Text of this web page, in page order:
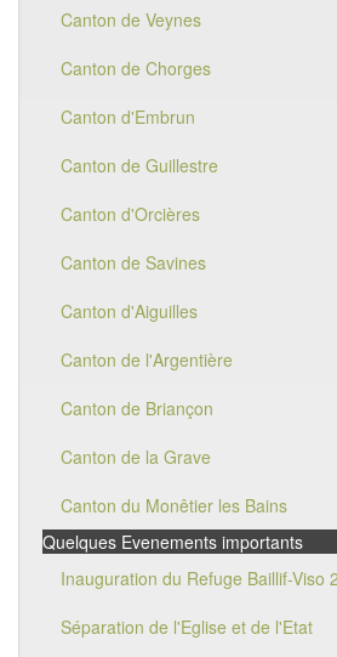
Canton de Veynes
Canton de Chorges
Canton d'Embrun
Canton de Guillestre
Canton d'Orcières
Canton de Savines
Canton d'Aiguilles
Canton de l'Argentière
Canton de Briançon
Canton de la Grave
Canton du Monêtier les Bains
Quelques Evenements importants
Inauguration du Refuge Baillif-Viso
Séparation de l'Eglise et de l'Etat